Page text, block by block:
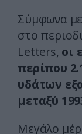
Σύμφωνα
στο
Letters, οι
περίπου
υδάτων
μεταξύ
Μεγάλο